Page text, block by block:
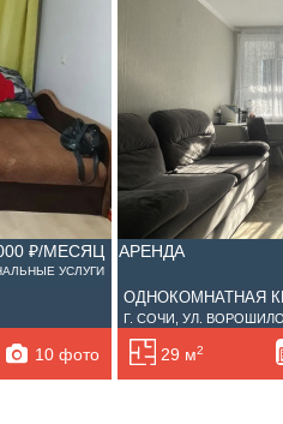
₽/МЕСЯЦ
УСЛУГИ
10 фото
АРЕНДА
ОДНОКОМНАТНАЯ
Г. СОЧИ, УЛ.
29 м2